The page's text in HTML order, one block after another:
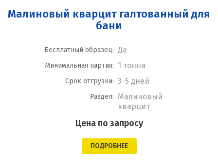
Малиновый кварцит галтованный для
бани
Бесплатный образец: Да
Минимальная партия: 1 тонна
Срок отгрузки: 3-5 дней
Раздел: Малиновый
кварцит
Цена по запросу
ПОДРОБНЕЕ